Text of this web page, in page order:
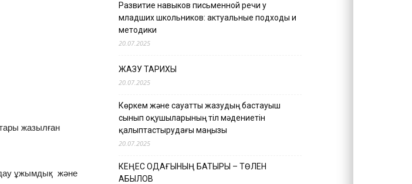
жазылған
ұжымдық және
Развитие навыков письменной речи у
младших школьников: актуальные подходы и
методики
20.07.2025
ЖАЗУ ТАРИХЫ
20.07.2025
Көркем және сауатты жазудың бастауыш
сынып оқушыларының тіл мәдениетін
қалыптастырудағы маңызы
20.07.2025
КЕҢЕС ОДАҒЫНЫҢ БАТЫРЫ – ТӨЛЕН
ҚАБЫЛОВ